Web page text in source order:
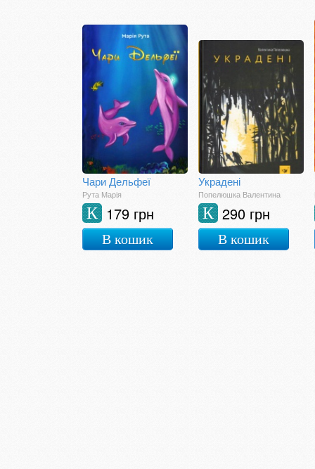
Чари Дельфеї
Рута Марія
179 грн
К
В кошик
Украдені
Попелюшка Валентина
290 грн
К
В кошик